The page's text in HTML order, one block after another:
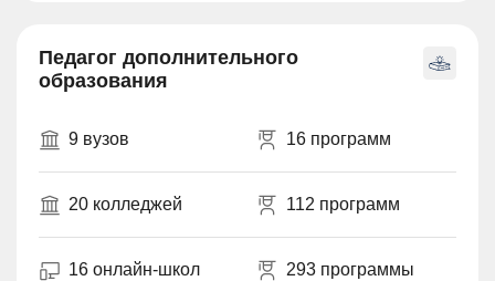
Педагог дополнительного
образования
9 вузов 16 программ
20 колледжей 112 программ
16 онлайн-школ 293 программы